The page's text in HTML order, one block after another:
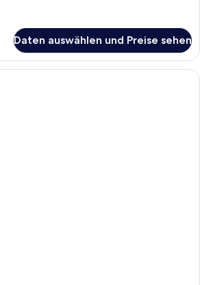
Daten auswählen und Preise sehen